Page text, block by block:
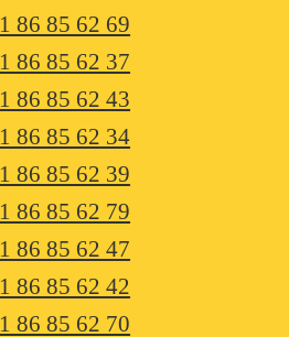
86 85 62 69
86 85 62 37
86 85 62 43
86 85 62 34
86 85 62 39
86 85 62 79
86 85 62 47
86 85 62 42
86 85 62 70